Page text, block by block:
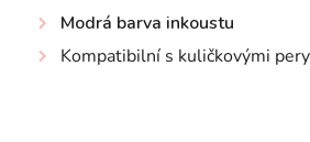
Modrá barva inkoustu
Kompatibilní s kuličkovými